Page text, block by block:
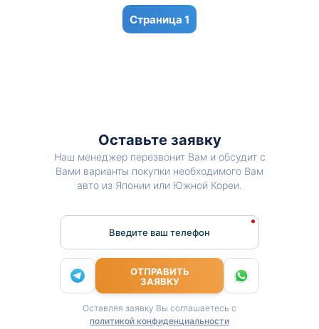
1
Оставьте заявку
Наш менеджер перезвонит Вам и обсудит с
Вами варианты покупки необходимого Вам
авто из Японии или Южной Кореи.
Введите ваш телефон
ОТПРАВИТЬ
ЗАЯВКУ
Оставляя заявку Вы соглашаетесь с
политикой конфиденциальности